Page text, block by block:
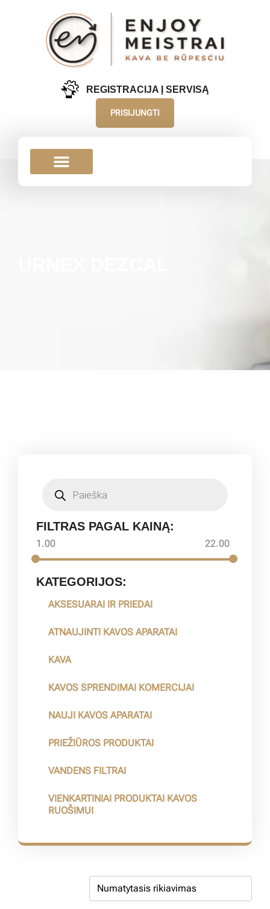
REGISTRACIJA Į SERVISĄ
PRISIJUNGTI
FILTRAS PAGAL KAINĄ:
1.00 22.00
KATEGORIJOS:
AKSESUARAI IR PRIEDAI
ATNAUJINTI KAVOS APARATAI
KAVA
KAVOS SPRENDIMAI KOMERCIJAI
NAUJI KAVOS APARATAI
PRIEŽIŪROS PRODUKTAI
VANDENS FILTRAI
VIENKARTINIAI PRODUKTAI KAVOS
RUOŠIMUI